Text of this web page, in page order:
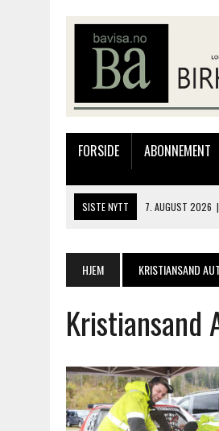
FORSIDE ABONNEMENT
SISTE NYTT 7. AUGUST 2026 |
6. AUGUST 2026 | BYGGING AV
7. AUGUST 2026
FLYTTER
HJEM KRISTIANSAND
Kristiansand